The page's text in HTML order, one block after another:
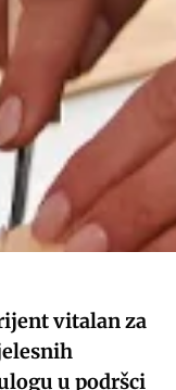
vitalan za
u podršci